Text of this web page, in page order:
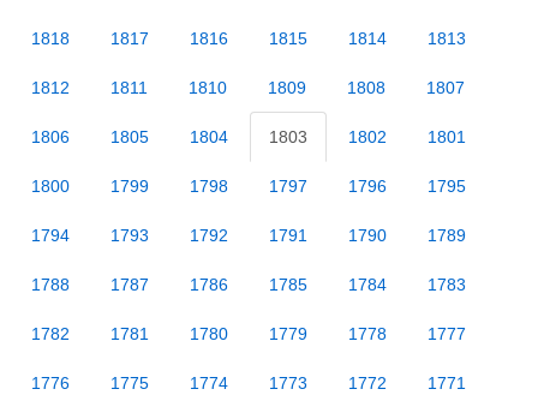
1818 1817 1816 1815 1814 1813
1812 1811 1810 1809 1808 1807
1806 1805 1804 1803 1802 1801
1800 1799 1798 1797 1796 1795
1794 1793 1792 1791 1790 1789
1788 1787 1786 1785 1784 1783
1782 1781 1780 1779 1778 1777
1776 1775 1774 1773 1772 1771